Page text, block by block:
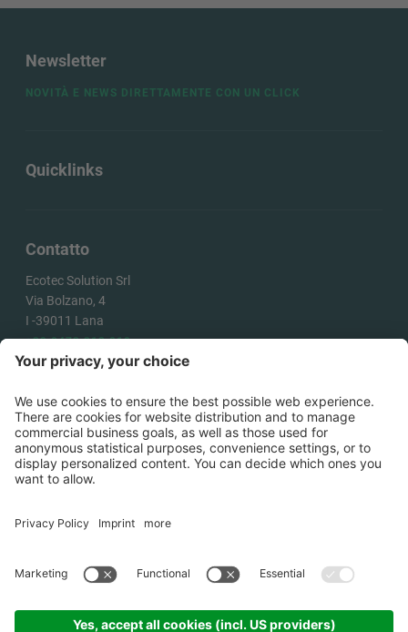
Contatto
Ecotec Solution Srl
Via Bolzano, 4
I -39011 Lana
+39 0473 313 010
info@ecotecsolution.com
COME ARRIVARE
Quicklinks
Newsletter
NOVITÀ E NEWS DIRETTAMENTE CON UN CLICK
02863180218.Credits.Cookies.Informativa